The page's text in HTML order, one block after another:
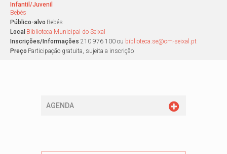
Infantil/Juvenil
Bebés
Público-alvo Bebés
Local Biblioteca Municipal do Seixal
Inscrições/Informações 210 976 100 ou biblioteca.se@cm-seixal.pt
Preço Participação gratuita, sujeita a inscrição
AGENDA